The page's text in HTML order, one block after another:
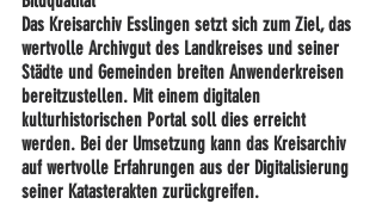
Das Kreisarchiv Esslingen setzt sich zum Ziel, das
wertvolle Archivgut des Landkreises und seiner
Städte und Gemeinden breiten Anwenderkreisen
bereitzustellen. Mit einem digitalen
kulturhistorischen Portal soll dies erreicht
werden. Bei der Umsetzung kann das Kreisarchiv
auf wertvolle Erfahrungen aus der Digitalisierung
seiner Katasterakten zurückgreifen.